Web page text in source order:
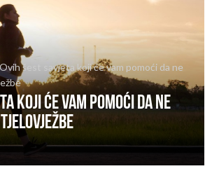
Ovih šest savjeta koji će vam pomoći da ne
koji će vam pomoći da ne